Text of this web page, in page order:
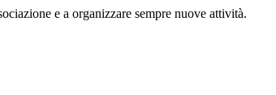
e a organizzare sempre nuove attività.